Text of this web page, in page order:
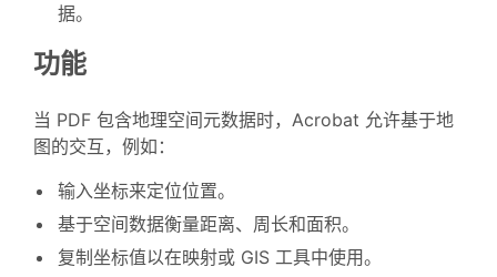
据。
功能
当 PDF 包含地理空间元数据时，Acrobat 允许基于地
图的交互，例如：
输入坐标来定位位置。
基于空间数据衡量距离、周长和面积。
复制坐标值以在映射或 GIS 工具中使用。